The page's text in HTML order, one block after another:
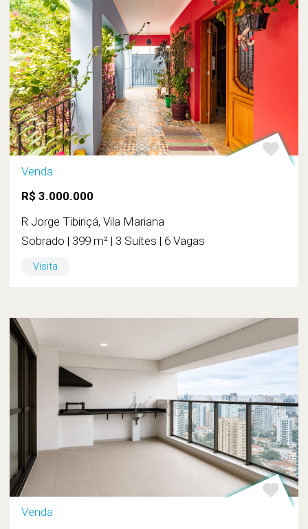
Venda
R$ 3.000.000
R Jorge Tibiriçá, Vila Mariana
Sobrado | 399 m² | 3 Suítes | 6 Vagas
Visita
Venda